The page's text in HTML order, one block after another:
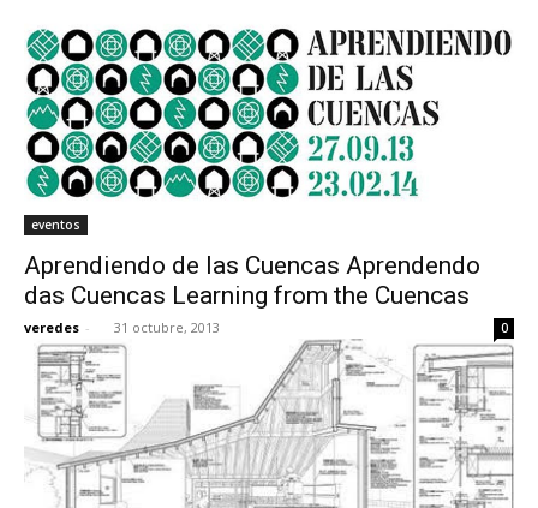
eventos
Aprendiendo de las Cuencas Aprendendo
das Cuencas Learning from the Cuencas
veredes - 31 octubre, 2013 0